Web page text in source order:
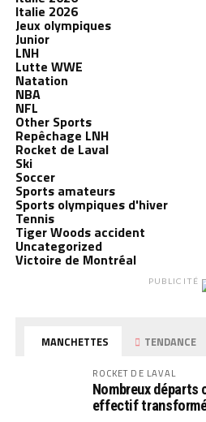
Italie 2026
Jeux olympiques
Junior
LNH
Lutte WWE
Natation
NBA
NFL
Other Sports
Repêchage LNH
Rocket de Laval
Ski
Soccer
Sports amateurs
Sports olympiques d'hiver
Tennis
Tiger Woods accident
Uncategorized
Victoire de Montréal
PUBLICITÉ
MANCHETTES TENDANCE
ROCKET DE LAVAL
Nombreux départs
effectif transformé